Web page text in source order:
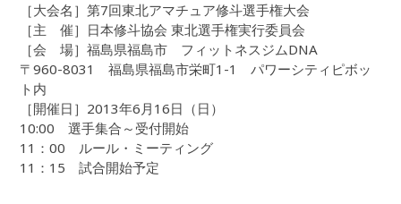
［大会名］第7回東北アマチュア修斗選手権大会
［主 催］日本修斗協会 東北選手権実行委員会
［会 場］福島県福島市 フィットネスジムDNA
〒960-8031 福島県福島市栄町1-1 パワーシティピボッ
ト内
［開催日］2013年6月16日（日）
10:00 選手集合～受付開始
11：00 ルール・ミーティング
11：15 試合開始予定